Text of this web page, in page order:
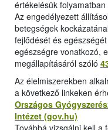
értékelésük folyamatban
Az engedélyezett
betegségek
fejlődését és
egészségre vonatkozó,
megállapításáról szóló
Az élelmiszerekben
a következő linkeken
Országos
Intézet (gov.hu)